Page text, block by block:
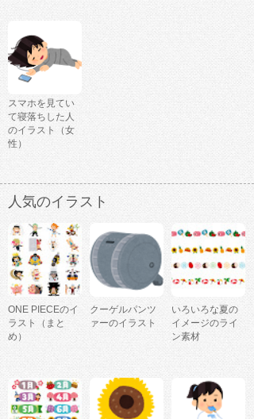
スマホを見てい
て寝落ちした人
のイラスト（女
性）
人気のイラスト
ONE PIECEのイ
ラスト（まと
め）
クーゲルパンツ
ァーのイラスト
いろいろな夏の
イメージのライ
ン素材